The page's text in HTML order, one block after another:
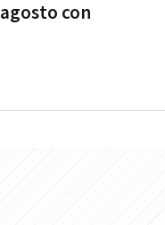
con